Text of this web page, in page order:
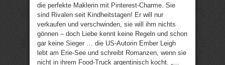
die perfekte Maklerin mit Pinterest-Charme. Sie
sind Rivalen seit Kindheitstagen! Er will nur
verkaufen und verschwinden, sie will ihm nichts
gönnen – doch Liebe kennt keine Regeln und schon
gar keine Sieger … die US-Autorin Ember Leigh
lebt am Erie-See und schreibt Romanzen, wenn sie
nicht in ihrem Food-Truck argentinisch kocht. „…